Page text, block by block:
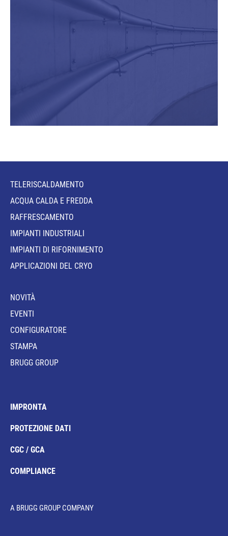
TELERISCALDAMENTO
ACQUA CALDA E FREDDA
RAFFRESCAMENTO
IMPIANTI INDUSTRIALI
IMPIANTI DI RIFORNIMENTO
APPLICAZIONI DEL CRYO
NOVITÀ
EVENTI
CONFIGURATORE
STAMPA
BRUGG GROUP
IMPRONTA
PROTEZIONE DATI
CGC / GCA
COMPLIANCE
A BRUGG GROUP COMPANY